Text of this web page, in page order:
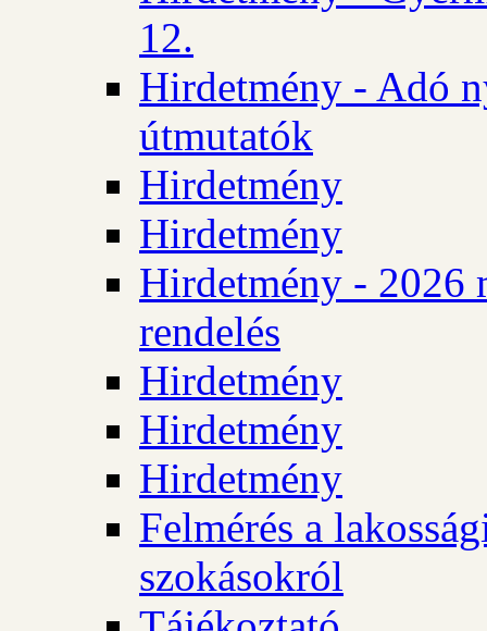
12.
Hirdetmény - Adó
útmutatók
Hirdetmény
Hirdetmény
Hirdetmény - 2026
rendelés
Hirdetmény
Hirdetmény
Hirdetmény
Felmérés a
szokásokról